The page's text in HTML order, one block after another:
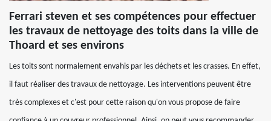
Ferrari steven et ses compétences pour effectuer
les travaux de nettoyage des toits dans la ville de
Thoard et ses environs
Les toits sont normalement envahis par les déchets et les crasses. En effet,
il faut réaliser des travaux de nettoyage. Les interventions peuvent être
très complexes et c'est pour cette raison qu'on vous propose de faire